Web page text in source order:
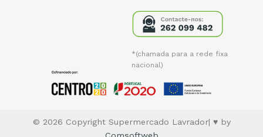
*(chamada para a rede fixa
nacional)
© 2026 Copyright Supermercado Lavrador| ♥ by